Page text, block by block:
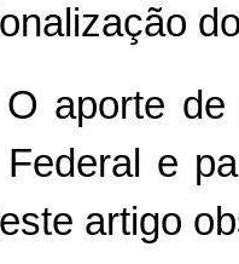
O aporte
Federal e
artigo